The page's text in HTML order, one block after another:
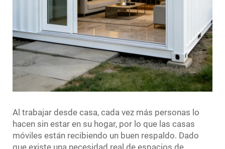
Al trabajar desde casa, cada vez más personas lo
hacen sin estar en su hogar, por lo que las casas
móviles están recibiendo un buen respaldo. Dado
que existe una necesidad real de espacios de